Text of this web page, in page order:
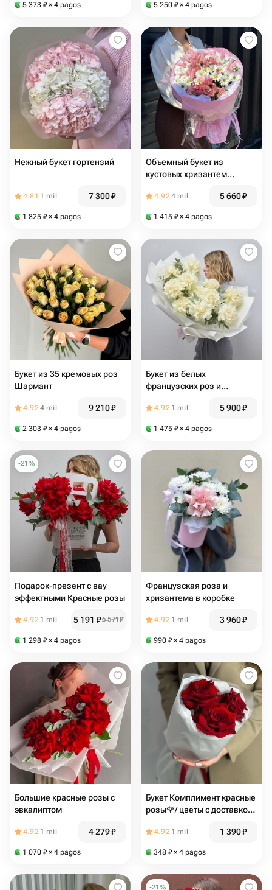
5 373 ₽ × 4 pagos 5 250 ₽ × 4 pagos
Нежный букет гортензий
4.81 1 mil 7 300₽
1 825 ₽ × 4 pagos
Объемный букет из
кустовых хризантем
4.924 mil 5 660₽
1 415 ₽ × 4 pagos
Букет из 35 кремовых роз
Шармант
4.924 mil 9 210₽
2 303 ₽ × 4 pagos
Букет из белых
французских роз и
4.92 1 mil 5 900₽
1 475 ₽ × 4 pagos
-21 %
Подарок-презент с вау
эффектными Красные розы
4.92 1 mil 5 191 ₽6 571₽
1 298 ₽ × 4 pagos
Французская роза и
хризантема в коробке
4.92 1 mil 3 960₽
990 ₽ × 4 pagos
Большие красные розы с
эвкалиптом
4.92 1 mil 4 279₽
1 070 ₽ × 4 pagos
Букет Комплимент красные
розы🌹/ цветы с доставкой
4.92 1 mil 1 390₽
348 ₽ × 4 pagos
-21 %